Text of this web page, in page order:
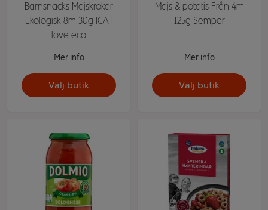
Barnsnacks Majskrokar
Ekologisk 8m 30g ICA I
love eco
Mer info
Välj butik
Majs & potatis Från 4m
125g Semper
Mer info
Välj butik